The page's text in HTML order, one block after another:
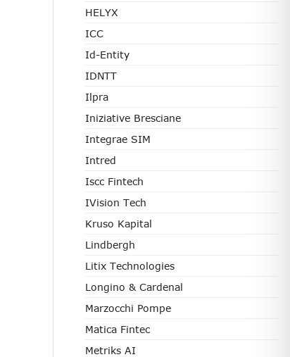
HELYX
ICC
Id-Entity
IDNTT
Ilpra
Iniziative Bresciane
Integrae SIM
Intred
Iscc Fintech
IVision Tech
Kruso Kapital
Lindbergh
Litix Technologies
Longino & Cardenal
Marzocchi Pompe
Matica Fintec
Metriks AI